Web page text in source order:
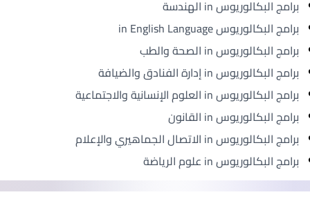
برامج البكالوريوس in الهندسة
برامج البكالوريوس in English Language
برامج البكالوريوس in الصحة والطب
برامج البكالوريوس in إدارة الفنادق والضيافة
برامج البكالوريوس in العلوم الإنسانية والاجتماعية
برامج البكالوريوس in القانون
برامج البكالوريوس in الاتصال الجماهيري والإعلام
برامج البكالوريوس in علوم الرياضة